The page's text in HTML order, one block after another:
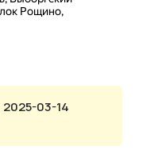
2025-03-14